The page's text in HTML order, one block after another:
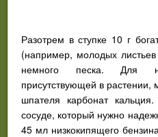
Разотрем в ступке 10 г
(например, молодых
немного песка. Для
присутствующей в растении,
шпателя карбонат
сосуде, который нужно
45 мл низкокипящего